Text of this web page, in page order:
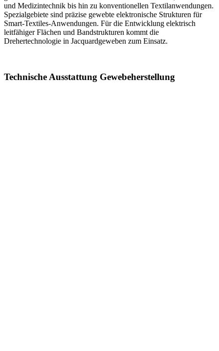
und Medizintechnik bis hin zu konventionellen Textilanwendungen.
Spezialgebiete sind präzise gewebte elektronische Strukturen für
Smart-Textiles-Anwendungen. Für die Entwicklung elektrisch
leitfähiger Flächen und Bandstrukturen kommt die
Drehertechnologie in Jacquardgeweben zum Einsatz.
Technische Ausstattung Gewebeherstellung